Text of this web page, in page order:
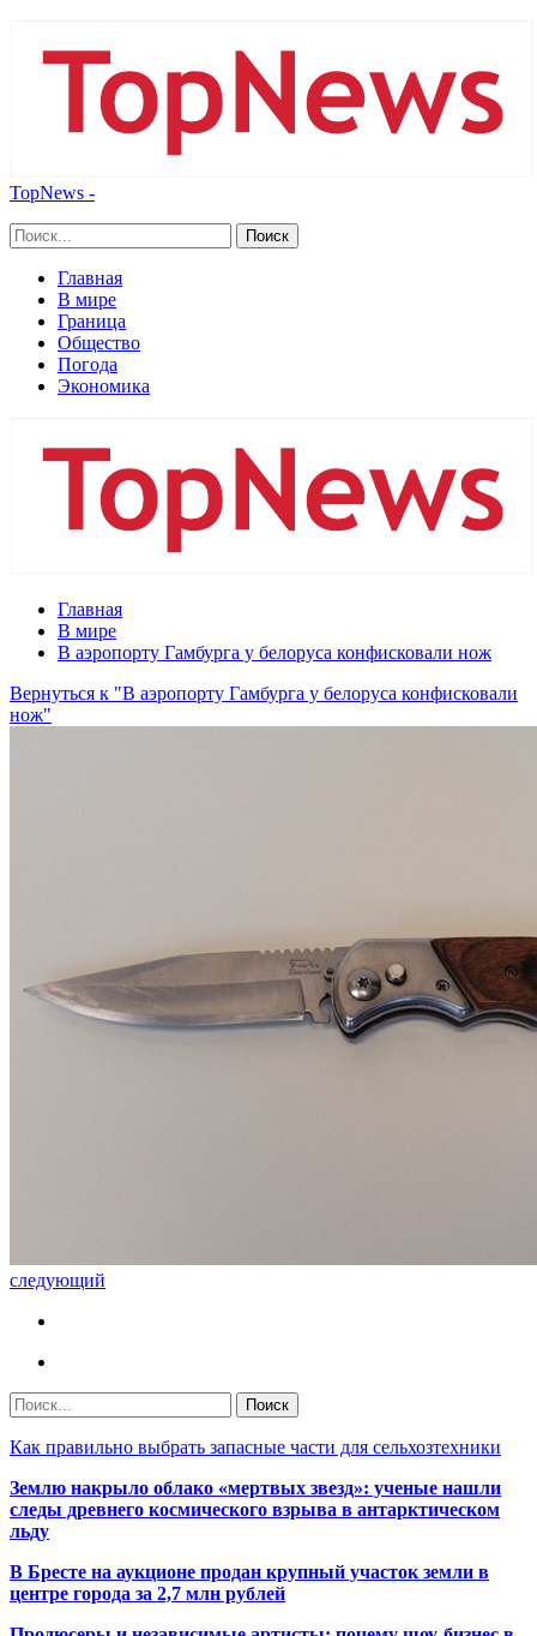
TopNews -
Главная
В мире
Граница
Общество
Погода
Экономика
Главная
В мире
В аэропорту Гамбурга у белоруса конфисковали нож
Вернуться к "В аэропорту Гамбурга у белоруса конфисковали
нож"
следующий
Как правильно выбрать запасные части для сельхозтехники
Землю накрыло облако «мертвых звезд»: ученые нашли
следы древнего космического взрыва в антарктическом
льду
В Бресте на аукционе продан крупный участок земли в
центре города за 2,7 млн рублей